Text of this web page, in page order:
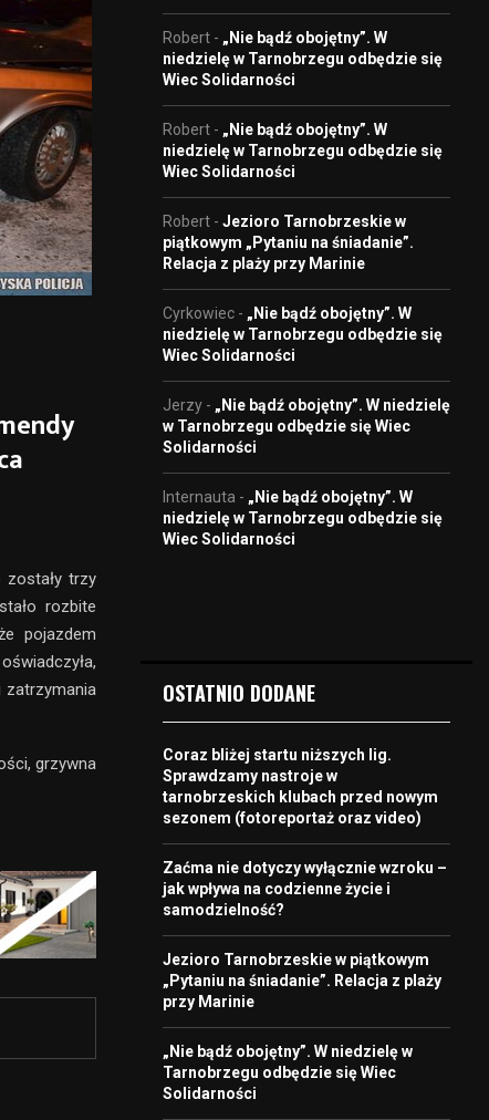
zostały trzy
rozbite
pojazdem
zatrzymania
grzywna
Robert - „Nie bądź obojętny”. W
niedzielę w Tarnobrzegu odbędzie się
Wiec Solidarności
Robert - „Nie bądź obojętny”. W
niedzielę w Tarnobrzegu odbędzie się
Wiec Solidarności
Robert - Jezioro Tarnobrzeskie w
piątkowym „Pytaniu na śniadanie”.
Relacja z plaży przy Marinie
Cyrkowiec - „Nie bądź obojętny”. W
niedzielę w Tarnobrzegu odbędzie się
Wiec Solidarności
Jerzy - „Nie bądź obojętny”. W niedzielę
w Tarnobrzegu odbędzie się Wiec
Solidarności
Internauta - „Nie bądź obojętny”. W
niedzielę w Tarnobrzegu odbędzie się
Wiec Solidarności
OSTATNIO DODANE
Coraz bliżej startu niższych lig.
Sprawdzamy nastroje w
tarnobrzeskich klubach przed nowym
sezonem (fotoreportaż oraz video)
Zaćma nie dotyczy wyłącznie wzroku –
jak wpływa na codzienne życie i
samodzielność?
Jezioro Tarnobrzeskie w piątkowym
„Pytaniu na śniadanie”. Relacja z plaży
przy Marinie
„Nie bądź obojętny”. W niedzielę w
Tarnobrzegu odbędzie się Wiec
Solidarności